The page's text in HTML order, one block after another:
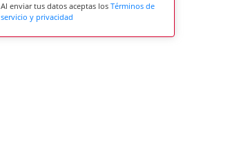
Al enviar tus datos aceptas los Términos de
servicio y privacidad